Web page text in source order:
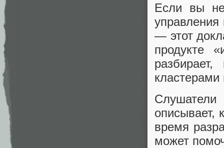
Если вы
управления
— этот
продукте
Слушатели
описывает,
время
может